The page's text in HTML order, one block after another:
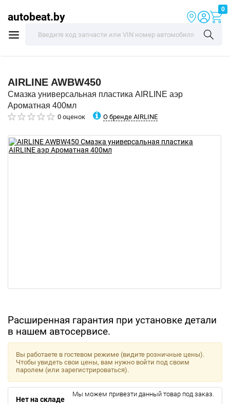
autobeat.by
0
AIRLINE AWBW450
Смазка универсальная пластика AIRLINE аэр
Ароматная 400мл
0 оценок О бренде AIRLINE
Расширенная гарантия при установке детали
в нашем автосервисе.
Вы работаете в гостевом режиме (видите розничные цены).
Чтобы увидеть свои цены, вам нужно войти под своим
паролем (или зарегистрироваться).
Нет на складе
Мы можем привезти данный товар под заказ.